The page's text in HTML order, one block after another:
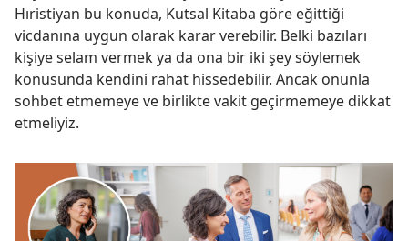
Hıristiyan bu konuda, Kutsal Kitaba göre eğittiği
vicdanına uygun olarak karar verebilir. Belki bazıları
kişiye selam vermek ya da ona bir iki şey söylemek
konusunda kendini rahat hissedebilir. Ancak onunla
sohbet etmemeye ve birlikte vakit geçirmemeye dikkat
etmeliyiz.